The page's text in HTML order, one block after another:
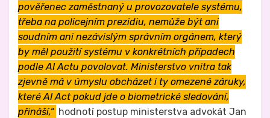
pověřenec zaměstnaný u provozovatele systému,
třeba na policejním prezidiu, nemůže být ani
soudním ani nezávislým správním orgánem, který
by měl použití systému v konkrétních případech
podle AI Actu povolovat. Ministerstvo vnitra tak
zjevně má v úmyslu obcházet i ty omezené záruky,
které AI Act pokud jde o biometrické sledování,
přináší,“ hodnotí postup ministerstva advokát Jan